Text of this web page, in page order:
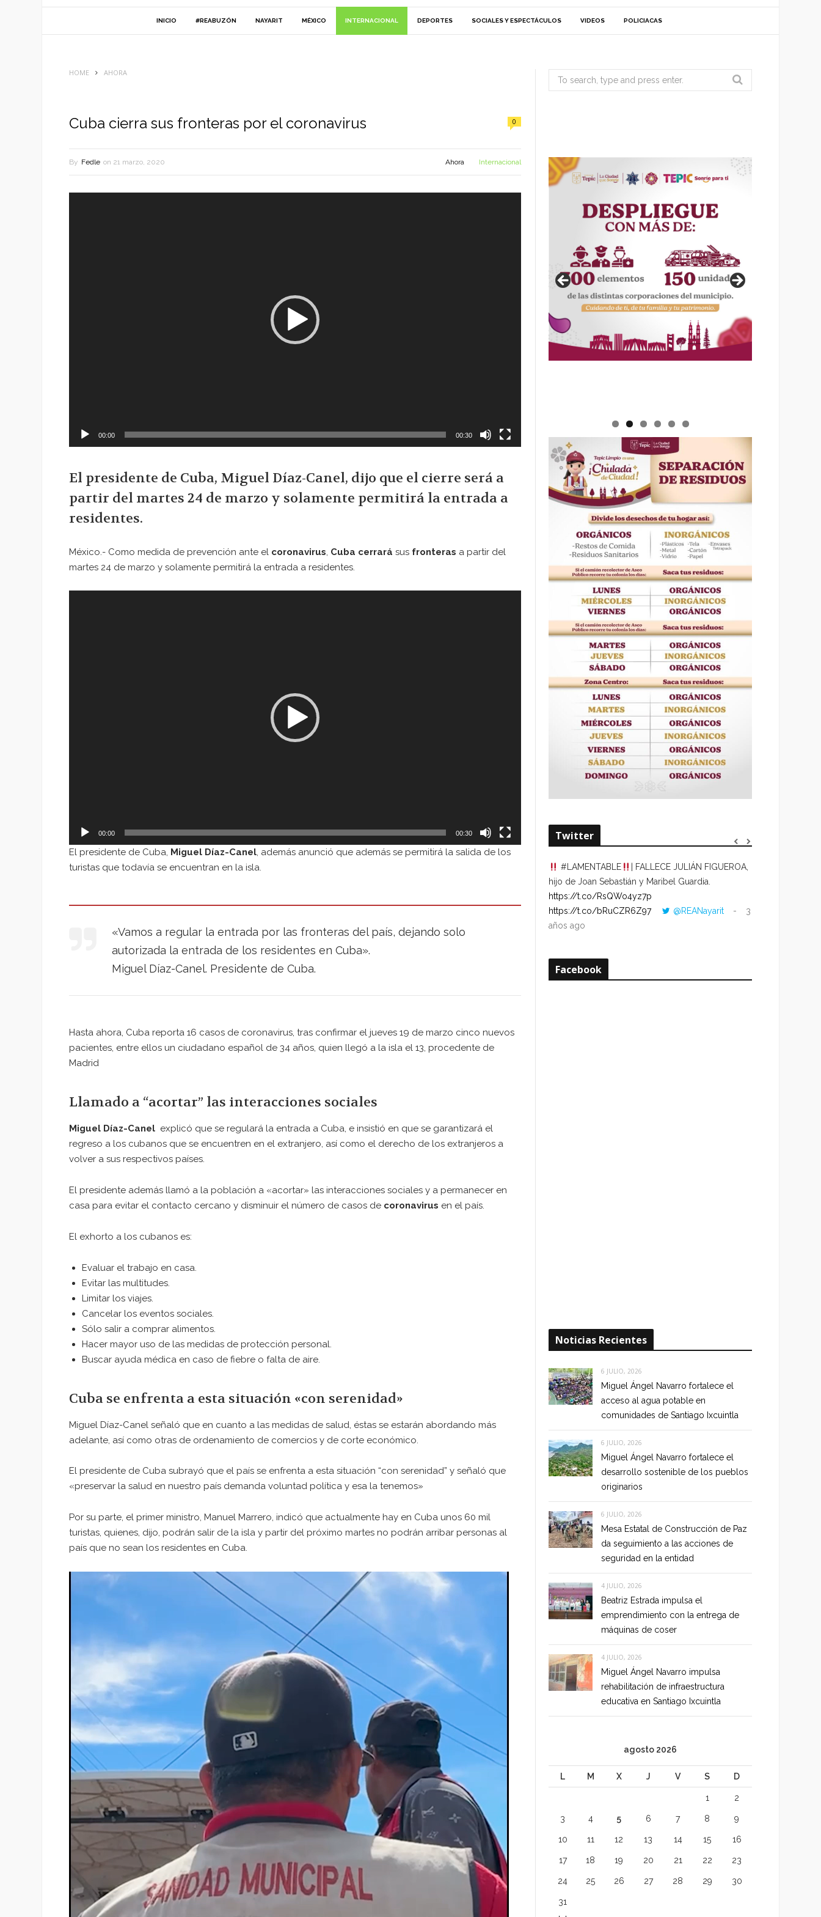
INICIO #REABUZÓN NAYARIT MÉXICO INTERNACIONAL DEPORTES SOCIALES Y ESPECTÁCULOS VIDEOS POLICIACAS
HOME AHORA
Cuba cierra sus fronteras por el coronavirus 0
By Fedle on 21 marzo, 2020 Ahora Internacional
00:00 00:30
El presidente de Cuba, Miguel Díaz-Canel, dijo que el cierre será a
partir del martes 24 de marzo y solamente permitirá la entrada a
residentes.
México.- Como medida de prevención ante el coronavirus, Cuba cerrará sus fronteras a partir del
martes 24 de marzo y solamente permitirá la entrada a residentes.
00:00 00:30
El presidente de Cuba, Miguel Díaz-Canel, además anunció que además se permitirá la salida de los
turistas que todavía se encuentran en la isla.
«Vamos a regular la entrada por las fronteras del país, dejando solo
autorizada la entrada de los residentes en Cuba».
Miguel Díaz-Canel. Presidente de Cuba.
Hasta ahora, Cuba reporta 16 casos de coronavirus, tras confirmar el jueves 19 de marzo cinco nuevos
pacientes, entre ellos un ciudadano español de 34 años, quien llegó a la isla el 13, procedente de
Madrid
Llamado a “acortar” las interacciones sociales
Miguel Díaz-Canel explicó que se regulará la entrada a Cuba, e insistió en que se garantizará el
regreso a los cubanos que se encuentren en el extranjero, así como el derecho de los extranjeros a
volver a sus respectivos países.
El presidente además llamó a la población a «acortar» las interacciones sociales y a permanecer en
casa para evitar el contacto cercano y disminuir el número de casos de coronavirus en el país.
El exhorto a los cubanos es:
Evaluar el trabajo en casa.
Evitar las multitudes.
Limitar los viajes.
Cancelar los eventos sociales.
Sólo salir a comprar alimentos.
Hacer mayor uso de las medidas de protección personal.
Buscar ayuda médica en caso de fiebre o falta de aire.
Cuba se enfrenta a esta situación «con serenidad»
Miguel Díaz-Canel señaló que en cuanto a las medidas de salud, éstas se estarán abordando más
adelante, así como otras de ordenamiento de comercios y de corte económico.
El presidente de Cuba subrayó que el país se enfrenta a esta situación “con serenidad” y señaló que
«preservar la salud en nuestro país demanda voluntad política y esa la tenemos»
Por su parte, el primer ministro, Manuel Marrero, indicó que actualmente hay en Cuba unos 60 mil
turistas, quienes, dijo, podrán salir de la isla y partir del próximo martes no podrán arribar personas al
país que no sean los residentes en Cuba.
Reproductor
Search
for:
Twitter
#LAMENTABLE
| FALLECE JULIÁN FIGUEROA,
hijo de Joan Sebastián y Maribel Guardia.
https://t.co/RsQWo4yz7p
https://t.co/bRuCZR6Z97
@REANayarit
3
años ago
Facebook
Noticias Recientes
6 JULIO, 2026
Miguel Ángel Navarro fortalece el
acceso al agua potable en
comunidades de Santiago Ixcuintla
6 JULIO, 2026
Miguel Ángel Navarro fortalece el
desarrollo sostenible de los pueblos
originarios
6 JULIO, 2026
Mesa Estatal de Construcción de Paz
da seguimiento a las acciones de
seguridad en la entidad
4 JULIO, 2026
Beatriz Estrada impulsa el
emprendimiento con la entrega de
máquinas de coser
4 JULIO, 2026
Miguel Ángel Navarro impulsa
rehabilitación de infraestructura
educativa en Santiago Ixcuintla
agosto 2026
L M X J V S D
1 2
3 4 5 6 7 8 9
10 11 12 13 14 15 16
17 18 19 20 21 22 23
24 25 26 27 28 29 30
31